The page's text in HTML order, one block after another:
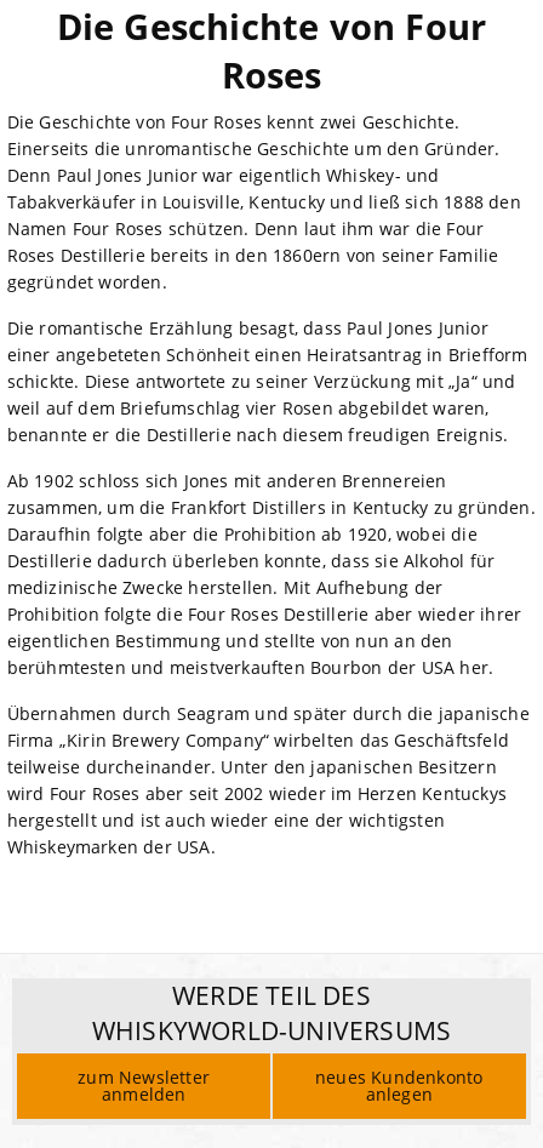
Die Geschichte von Four
Roses
Die Geschichte von Four Roses kennt zwei Geschichte.
Einerseits die unromantische Geschichte um den Gründer.
Denn Paul Jones Junior war eigentlich Whiskey- und
Tabakverkäufer in Louisville, Kentucky und ließ sich 1888 den
Namen Four Roses schützen. Denn laut ihm war die Four
Roses Destillerie bereits in den 1860ern von seiner Familie
gegründet worden.
Die romantische Erzählung besagt, dass Paul Jones Junior
einer angebeteten Schönheit einen Heiratsantrag in Briefform
schickte. Diese antwortete zu seiner Verzückung mit „Ja“ und
weil auf dem Briefumschlag vier Rosen abgebildet waren,
benannte er die Destillerie nach diesem freudigen Ereignis.
Ab 1902 schloss sich Jones mit anderen Brennereien
zusammen, um die Frankfort Distillers in Kentucky zu gründen.
Daraufhin folgte aber die Prohibition ab 1920, wobei die
Destillerie dadurch überleben konnte, dass sie Alkohol für
medizinische Zwecke herstellen. Mit Aufhebung der
Prohibition folgte die Four Roses Destillerie aber wieder ihrer
eigentlichen Bestimmung und stellte von nun an den
berühmtesten und meistverkauften Bourbon der USA her.
Übernahmen durch Seagram und später durch die japanische
Firma „Kirin Brewery Company“ wirbelten das Geschäftsfeld
teilweise durcheinander. Unter den japanischen Besitzern
wird Four Roses aber seit 2002 wieder im Herzen Kentuckys
hergestellt und ist auch wieder eine der wichtigsten
Whiskeymarken der USA.
WERDE TEIL DES
WHISKYWORLD-UNIVERSUMS
zum Newsletter
anmelden
neues Kundenkonto
anlegen